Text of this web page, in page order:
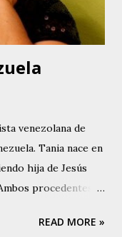
de la autoría
venezolana de
Tania nace en
hija de Jesús
procedentes
a finales de la
READ MORE »